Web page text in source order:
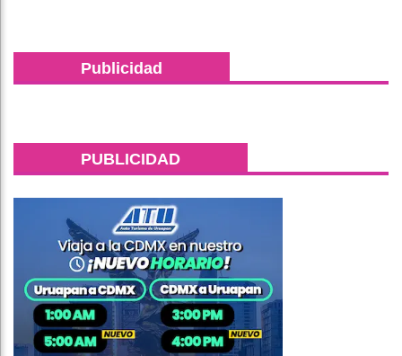
Publicidad
PUBLICIDAD